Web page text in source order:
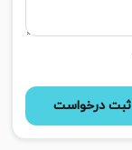
ثبت درخواست